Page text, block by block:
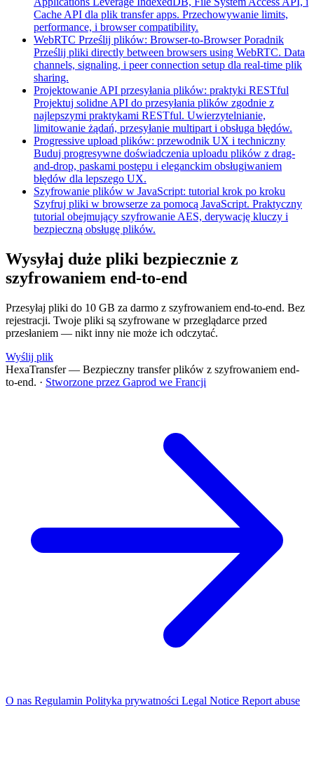
Cache API dla plik transfer apps. Przechowywanie limits,
performance, i browser compatibility.
WebRTC Prześlij plików: Browser-to-Browser Poradnik
Prześlij pliki directly between browsers using WebRTC. Data
channels, signaling, i peer connection setup dla real-time plik
sharing.
Projektowanie API przesyłania plików: praktyki RESTful
Projektuj solidne API do przesyłania plików zgodnie z
najlepszymi praktykami RESTful. Uwierzytelnianie,
limitowanie żądań, przesyłanie multipart i obsługa błędów.
Progressive upload plików: przewodnik UX i techniczny
Buduj progresywne doświadczenia uploadu plików z drag-
and-drop, paskami postępu i eleganckim obsługiwaniem
błędów dla lepszego UX.
Szyfrowanie plików w JavaScript: tutorial krok po kroku
Szyfruj pliki w browserze za pomocą JavaScript. Praktyczny
tutorial obejmujący szyfrowanie AES, derywację kluczy i
bezpieczną obsługę plików.
Wysyłaj duże pliki bezpiecznie z
szyfrowaniem end-to-end
Przesyłaj pliki do 10 GB za darmo z szyfrowaniem end-to-end. Bez
rejestracji. Twoje pliki są szyfrowane w przeglądarce przed
przesłaniem — nikt inny nie może ich odczytać.
Wyślij plik
HexaTransfer — Bezpieczny transfer plików z szyfrowaniem end-
to-end. · Stworzone przez Gaprod we Francji
O nas Regulamin Polityka prywatności Legal Notice Report abuse